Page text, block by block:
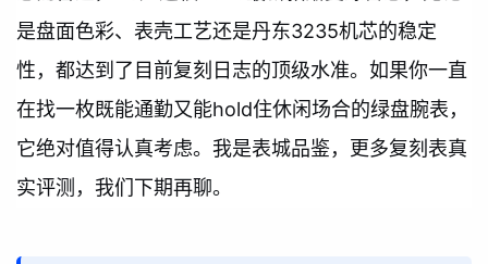
是盘面色彩、表壳工艺还是丹东3235机芯的稳定
性，都达到了目前复刻日志的顶级水准。如果你一直
在找一枚既能通勤又能hold住休闲场合的绿盘腕表，
它绝对值得认真考虑。我是表城品鉴，更多复刻表真
实评测，我们下期再聊。